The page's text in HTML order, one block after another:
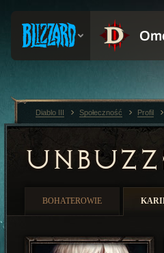
BOHATEROWIE
Diablo III Społeczność Profil